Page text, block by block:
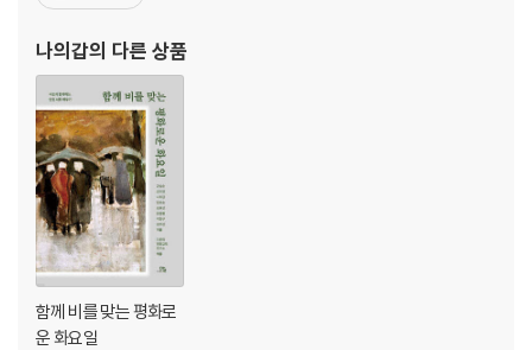
3. 국무회의장 등 출입하며 정권강탈 모의 103
4. ‘시국수습방안’은 ‘5·17내란계획’ 115
보안사 정보처장에 ‘쿠데타 시나리오’ 주문 117
양수겸장으로 대통령 재가 받아 120
5. 청와대 갔다 오다 “오늘 밤 10시 전원 검거” 지시 127
6. 포고령 10호 디자이너는 128
7. 보안사가 쓴 ‘대통령 담화문’ 131
맺는말 132
4장 전두환의 5·18내란 행적 137
8년 『월간
나의갑의 다른 상품
함께 비를 맞는 평화로
운 화요일